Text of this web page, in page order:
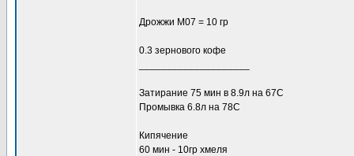
Дрожжи M07 = 10 гр
0.3 зернового кофе
Затирание 75 мин в 8.9л на 67С
Промывка 6.8л на 78C
Кипячение
60 мин - 10гр хмеля